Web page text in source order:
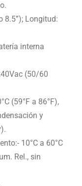
8.5”); Longitud:
interna
(50/60
(59°F a 86°F),
y
10°C a 60°C
Rel., sin